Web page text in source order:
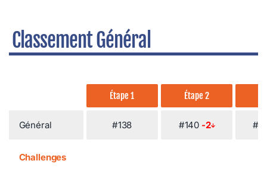
Classement Général
Étape 1 Étape 2
Général #138 #140 -2
Challenges